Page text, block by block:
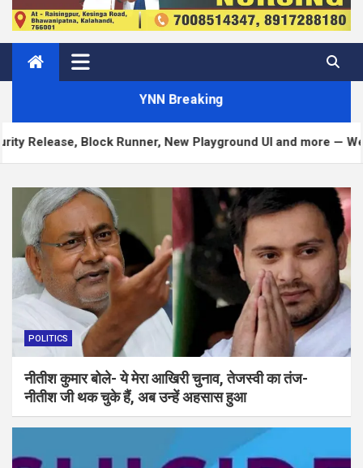
YNN Breaking
Block Runner, New Playground UI and more — Weekend
POLITICS
नीतीश कुमार बोले- ये मेरा आखिरी चुनाव, तेजस्वी का तंज-
नीतीश जी थक चुके हैं, अब उन्हें अहसास हुआ